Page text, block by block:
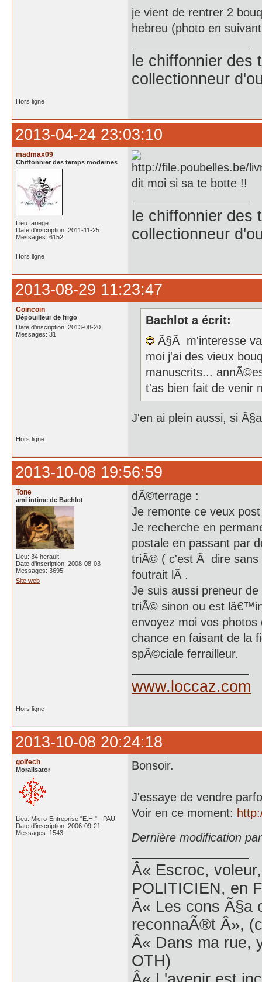
je vient de rentrer 2
hebreu (photo en
le chiffonnier des
collectionneur
Hors ligne
2013-04-24 23:03:10
madmax09
Chiffonnier des temps modernes
Lieu: ariege
Date d'inscription: 2011-11-25
Messages: 6152
dit moi si sa te botte !!
le chiffonnier des
collectionneur
Hors ligne
2013-08-29 11:23:47
Coincoin
Dépouilleur de frigo
Date d'inscription: 2013-08-20
Messages: 31
Bachlot a écrit:
Ã§Ã m'interesse
moi j'ai des vieux
manuscrits...
t'as bien fait de venir
J'en ai plein aussi, si
Hors ligne
2013-10-08 19:56:59
Tone
ami intime de Bachlot
Lieu: 34 herault
Date d'inscription: 2008-08-03
Messages: 3695
Site web
dÃ©terrage :
Je remonte ce veux
Je recherche en
postale en passant par
triÃ© ( c'est Ã dire sans
foutrait lÃ .
Je suis aussi preneur
triÃ© sinon ou est
envoyez moi vos
chance en faisant de la
spÃ©ciale ferrailleur.
www.loccaz.com
Hors ligne
2013-10-08 20:24:18
golfech
Moralisator
Lieu: Micro-Entreprise "E.H." - PAU
Date d'inscription: 2006-09-21
Messages: 1543
Bonsoir.
J'essaye de vendre
Voir en ce moment:
Dernière modification
Â« Escroc,
POLITICIEN, en
Â« Les cons Ã§a
reconnaÃ®t Â»,
Â« Dans ma rue,
OTH)